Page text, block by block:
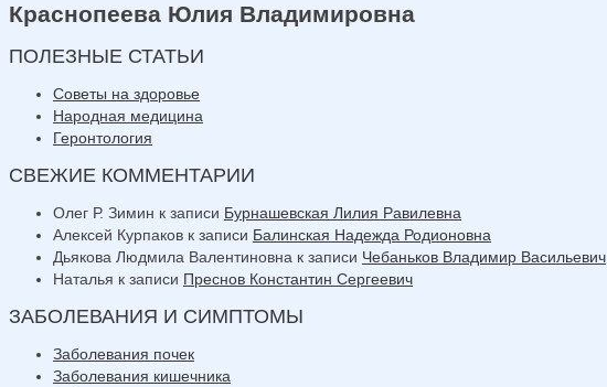
Краснопеева Юлия Владимировна
ПОЛЕЗНЫЕ СТАТЬИ
Советы на здоровье
Народная медицина
Геронтология
СВЕЖИЕ КОММЕНТАРИИ
Олег Р. Зимин к записи Бурнашевская Лилия Равилевна
Алексей Курпаков к записи Балинская Надежда Родионовна
Дьякова Людмила Валентиновна к записи Чебаньков Владимир Васильевич
Наталья к записи Преснов Константин Сергеевич
ЗАБОЛЕВАНИЯ И СИМПТОМЫ
Заболевания почек
Заболевания кишечника